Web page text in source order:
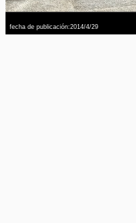
fecha de publicación:2014/4/29